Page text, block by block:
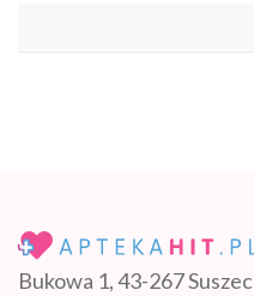
Bukowa 1, 43-267 Suszec